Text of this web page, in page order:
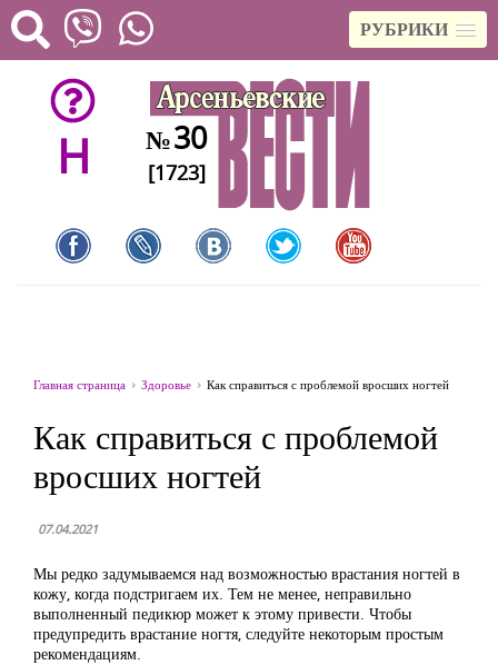
РУБРИКИ
H №30
[1723]
Главная страница Здоровье Как справиться с проблемой вросших ногтей
Как справиться с проблемой
вросших ногтей
07.04.2021
Мы редко задумываемся над возможностью врастания ногтей в
кожу, когда подстригаем их. Тем не менее, неправильно
выполненный педикюр может к этому привести. Чтобы
предупредить врастание ногтя, следуйте некоторым простым
рекомендациям.